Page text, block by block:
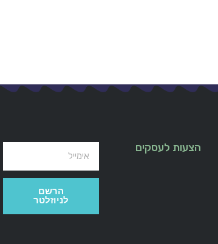
הצעות לעסקים
הרשם
לניוזלטר